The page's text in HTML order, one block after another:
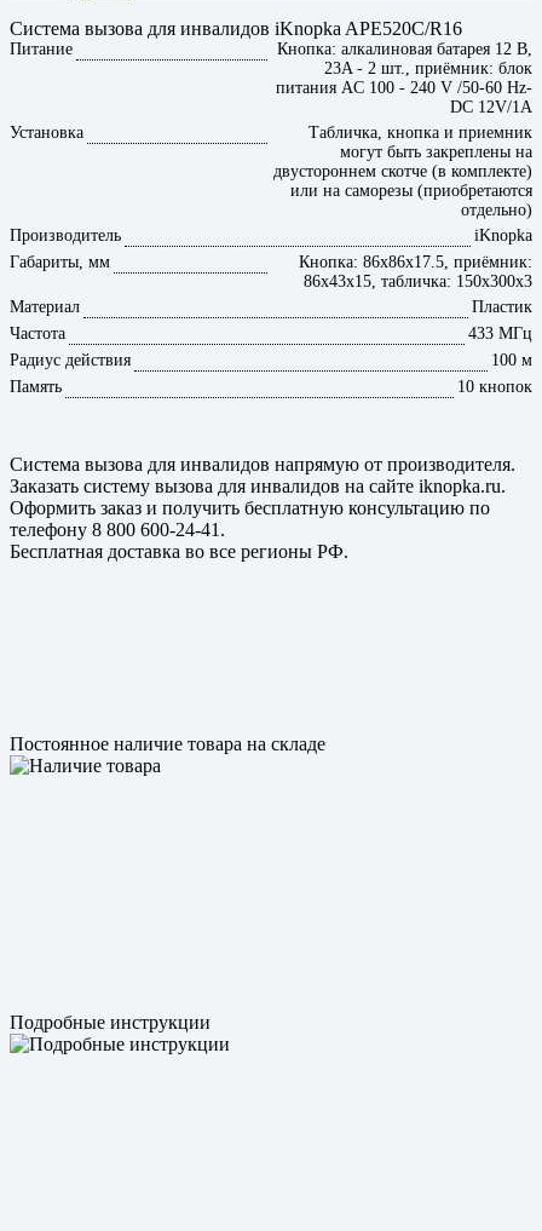
Система вызова для инвалидов iKnopka APE520C/R16
Питание
Кнопка: алкалиновая батарея 12 В,
23A - 2 шт., приёмник: блок
питания AC 100 - 240 V /50-60 Hz-
DC 12V/1A
Установка
Табличка, кнопка и приемник
могут быть закреплены на
двустороннем скотче (в комплекте)
или на саморезы (приобретаются
отдельно)
Производитель
iKnopka
Габариты, мм
Кнопка: 86x86x17.5, приёмник:
86x43x15, табличка: 150х300х3
Материал
Пластик
Частота
433 МГц
Радиус действия
100 м
Память
10 кнопок
Система вызова для инвалидов напрямую от производителя.
Заказать систему вызова для инвалидов на сайте iknopka.ru.
Оформить заказ и получить бесплатную консультацию по
телефону 8 800 600-24-41.
Бесплатная доставка во все регионы РФ.
Постоянное наличие товара на складе
Подробные инструкции